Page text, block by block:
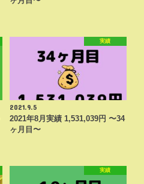
実績
2021.9.5
2021年8月実績 1,531,039円 〜34
ヶ月目〜
実績